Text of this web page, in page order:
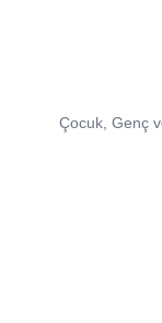
Çocuk, Genç